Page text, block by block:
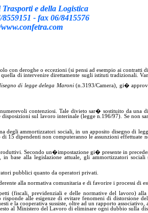
e della Logistica
- fax 06/8415576
con deroghe o eccezioni (si pensi ad esempio ai contratti
di intervenire direttamente sugli istituti tradizionali.
di legge delega Maroni(n .3193/Camera), gi�
contenziosi. Tale divieto sar� sostituito da una
sul lavoro interinale (legge n.196/97). Se non
degli ammortizzatori sociali, in un apposito disegno di
15 dipendenti non computeranno le assunzioni
Secondo un�impostazione gi� presente in
base alla legislazione attuale, gli ammortizzatori sociali
pubblici quanto da operatori privati.
alla normativa comunitaria e di favorire i processi di
(fiscali, previdenziali e delle normative del lavoro) alla
risponde alle esigenze di evitare fenomeni di distorsione
e la cooperativa sussiste, oltre ad un rapporto
al Ministero del Lavoro di eliminare ogni dubbio sulla